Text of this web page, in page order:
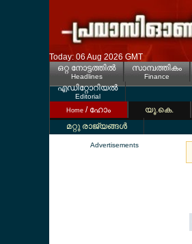
Today: 06 Aug 2026 GMT
ഒറ്റ നോട്ടത്തില്‍
Headlines
സാമ്പത്തികം
Finance
എഡിറ്റോറിയല്‍
Editorial
Home / ഹോം യൂ.കെ.
മറ്റു രാജ്യങ്ങള്‍
Advertisements